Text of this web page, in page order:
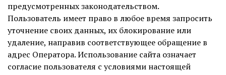
предусмотренных законодательством.
Пользователь имеет право в любое время запросить
уточнение своих данных, их блокирование или
удаление, направив соответствующее обращение в
адрес Оператора. Использование сайта означает
согласие пользователя с условиями настоящей